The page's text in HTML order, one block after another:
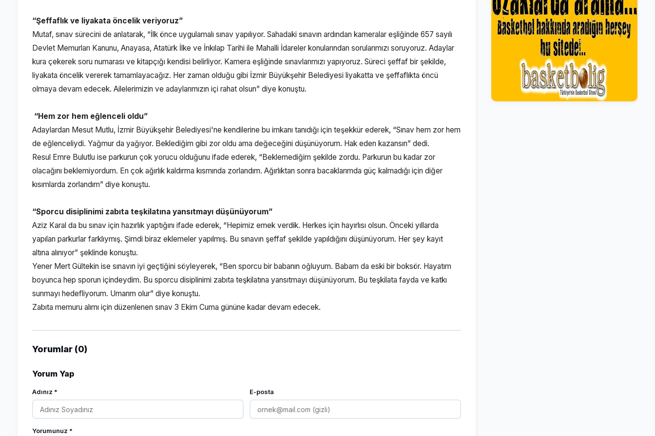
“Şeffaflık ve liyakata öncelik veriyoruz”
Mutaf, sınav sürecini de anlatarak, “İlk önce uygulamalı sınav yapılıyor. Sahadaki sınavın ardından kameralar eşliğinde 657 sayılı
Devlet Memurları Kanunu, Anayasa, Atatürk İlke ve İnkılap Tarihi ile Mahalli İdareler konularından sorularımızı soruyoruz. Adaylar
kura çekerek soru numarası ve kitapçığı kendisi belirliyor. Kamera eşliğinde sınavlarımızı yapıyoruz. Süreci şeffaf bir şekilde,
liyakata öncelik vererek tamamlayacağız. Her zaman olduğu gibi İzmir Büyükşehir Belediyesi liyakatta ve şeffaflıkta öncü
olmaya devam edecek. Ailelerimizin ve adaylarımızın içi rahat olsun” diye konuştu.
“Hem zor hem eğlenceli oldu”
Adaylardan Mesut Mutlu, İzmir Büyükşehir Belediyesi'ne kendilerine bu imkanı tanıdığı için teşekkür ederek, “Sınav hem zor hem
de eğlenceliydi. Yağmur da yağıyor. Beklediğim gibi zor oldu ama değeceğini düşünüyorum. Hak eden kazansın” dedi.
Resul Emre Bulutlu ise parkurun çok yorucu olduğunu ifade ederek, “Beklemediğim şekilde zordu. Parkurun bu kadar zor
olacağını beklemiyordum. En çok ağırlık kaldırma kısmında zorlandım. Ağırlıktan sonra bacaklarımda güç kalmadığı için diğer
kısımlarda zorlandım” diye konuştu.
“Sporcu disiplinimi zabıta teşkilatına yansıtmayı düşünüyorum”
Aziz Karal da bu sınav için hazırlık yaptığını ifade ederek, “Hepimiz emek verdik. Herkes için hayırlısı olsun. Önceki yıllarda
yapılan parkurlar farklıymış. Şimdi biraz eklemeler yapılmış. Bu sınavın şeffaf şekilde yapıldığını düşünüyorum. Her şey kayıt
altına alınıyor” şeklinde konuştu.
Yener Mert Gültekin ise sınavın iyi geçtiğini söyleyerek, “Ben sporcu bir babanın oğluyum. Babam da eski bir boksör. Hayatım
boyunca hep sporun içindeydim. Bu sporcu disiplinimi zabıta teşkilatına yansıtmayı düşünüyorum. Bu teşkilata fayda ve katkı
sunmayı hedefliyorum. Umarım olur” diye konuştu.
Zabıta memuru alımı için düzenlenen sınav 3 Ekim Cuma gününe kadar devam edecek.
Yorumlar (0)
Yorum Yap
Adınız * E-posta
Yorumunuz *